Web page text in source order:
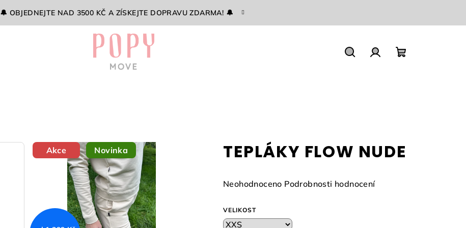
🔔 OBJEDNEJTE NAD 3500 KČ A ZÍSKEJTE DOPRAVU ZDARMA! 🔔
TEPLÁKY FLOW NUDE
Průměrné
produktu
je
Neohodnoceno Podrobnosti hodnocení
VELIKOST
Akce Novinka